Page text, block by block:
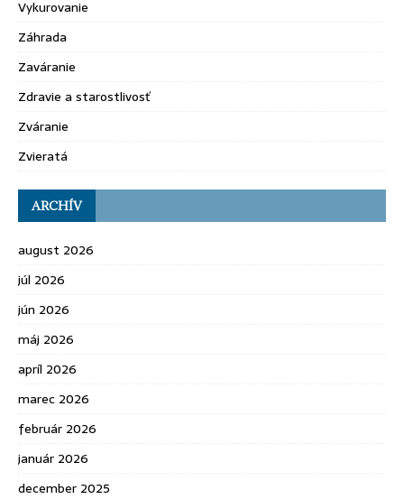
Vykurovanie
Záhrada
Zaváranie
Zdravie a starostlivosť
Zváranie
Zvieratá
ARCHÍV
august 2026
júl 2026
jún 2026
máj 2026
apríl 2026
marec 2026
február 2026
január 2026
december 2025